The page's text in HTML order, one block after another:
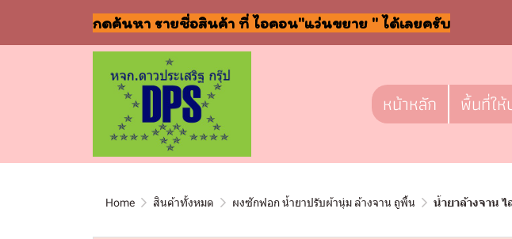
กดค้นหา รายชื่อสินค้า ที่ ไอคอน"แว่นขยาย " ได้เลยครับ
หน้าหลัก พื้นที่ให้
Home สินค้าทั้งหมด ผงซักฟอก น้ำยาปรับผ้านุ่ม ล้างจาน ถูพื้น น้ำยาล้างจาน